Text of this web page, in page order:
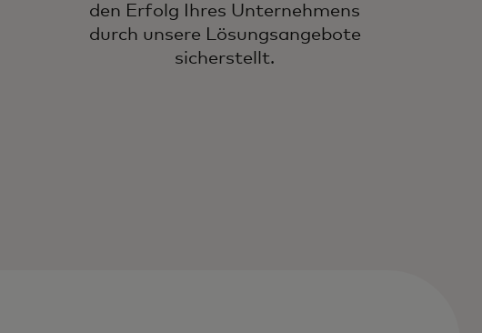
den Erfolg Ihres Unternehmens
durch unsere Lösungsangebote
sicherstellt.